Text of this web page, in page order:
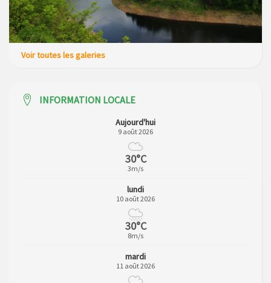
Voir toutes les galeries
INFORMATION LOCALE
Aujourd'hui
9 août 2026
30°C
3m/s
lundi
10 août 2026
30°C
8m/s
mardi
11 août 2026